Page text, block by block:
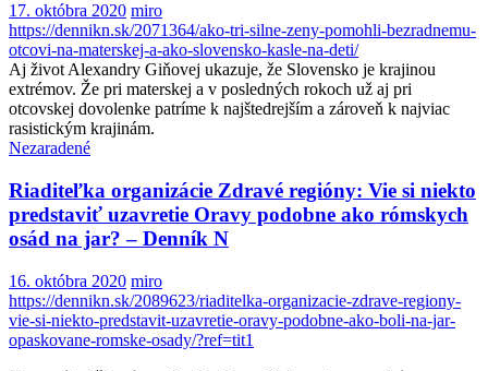
17. októbra 2020 miro
https://dennikn.sk/2071364/ako-tri-silne-zeny-pomohli-bezradnemu-
otcovi-na-materskej-a-ako-slovensko-kasle-na-deti/
Aj život Alexandry Giňovej ukazuje, že Slovensko je krajinou
extrémov. Že pri materskej a v posledných rokoch už aj pri
otcovskej dovolenke patríme k najštedrejším a zároveň k najviac
rasistickým krajinám.
Nezaradené
Riaditeľka organizácie Zdravé regióny: Vie si niekto
predstaviť uzavretie Oravy podobne ako rómskych
osád na jar? – Denník N
16. októbra 2020 miro
https://dennikn.sk/2089623/riaditelka-organizacie-zdrave-regiony-
vie-si-niekto-predstavit-uzavretie-oravy-podobne-ako-boli-na-jar-
opaskovane-romske-osady/?ref=tit1